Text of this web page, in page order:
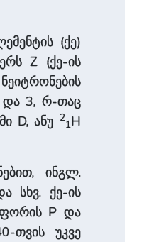
(ქე)
Z (ქე-ის
და 3, რ-თაც
D, ანუ 2
1H
ინგლ.
სხვ. ქე-ის
P და
თვის უკვე